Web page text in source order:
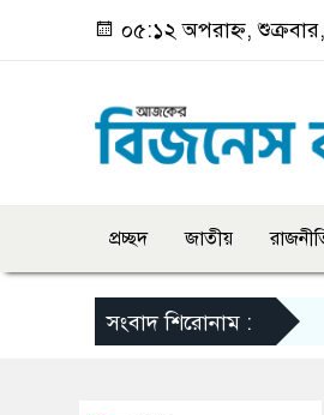
০৫:১২ অপরাহ্ন,
প্রচ্ছদ জাতীয়
সংবাদ শিরোনাম :